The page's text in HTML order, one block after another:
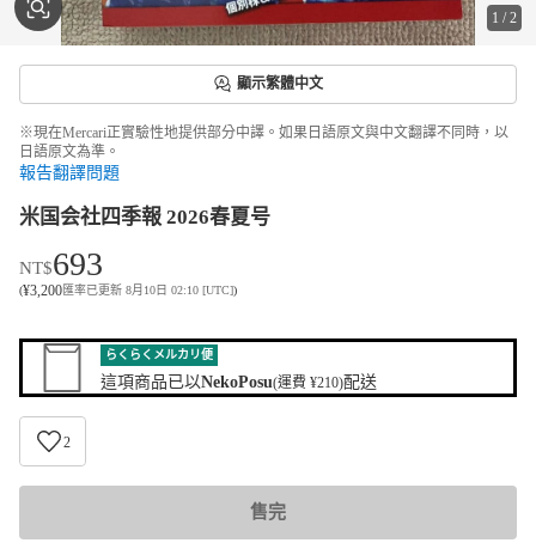
1 /2
顯示繁體中文
※現在Mercari正實驗性地提供部分中譯。如果日語原文與中文翻譯不同時，以
日語原文為準。
報告翻譯問題
米国会社四季報 2026春夏号
NT$693
(¥3,200匯率已更新 8月10日 02:10 [UTC])
らくらくメルカリ便
這項商品已以NekoPosu(運費 ¥210)配送
2
售完